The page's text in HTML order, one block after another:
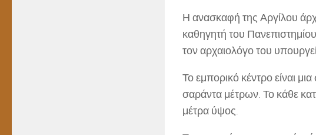
Η ανασκαφή της Αργίλου
καθηγητή του
τον αρχαιολόγο του
Το εμπορικό κέντρο είναι
σαράντα μέτρων. Το κάθε
μέτρα ύψος.